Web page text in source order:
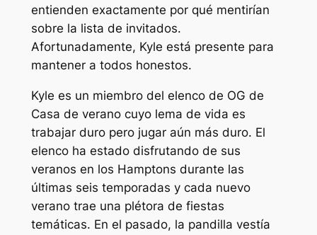
entienden exactamente por qué mentirían
sobre la lista de invitados.
Afortunadamente, Kyle está presente para
mantener a todos honestos.
Kyle es un miembro del elenco de OG de
Casa de veranocuyo lema de vida es
trabajar duro pero jugar aún más duro. El
elenco ha estado disfrutando de sus
veranos en los Hamptons durante las
últimas seis temporadas y cada nuevo
verano trae una plétora de fiestas
temáticas. En el pasado, la pandilla vestía